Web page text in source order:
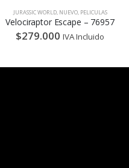
,NUEVO,PELICULAS
Escape – 76957
IVA Incluido
NUEVO